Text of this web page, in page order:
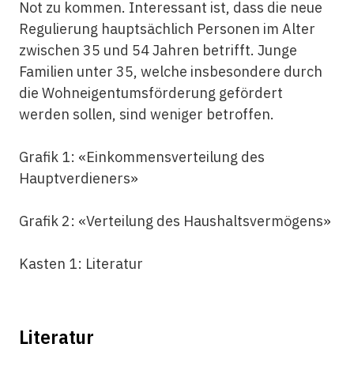
Not zu kommen. Interessant ist, dass die neue
Regulierung hauptsächlich Personen im Alter
zwischen 35 und 54 Jahren betrifft. Junge
Familien unter 35, welche insbesondere durch
die Wohneigentumsförderung gefördert
werden sollen, sind weniger betroffen.
Grafik 1: «Einkommensverteilung des
Hauptverdieners»
Grafik 2: «Verteilung des Haushaltsvermögens»
Kasten 1: Literatur
Literatur